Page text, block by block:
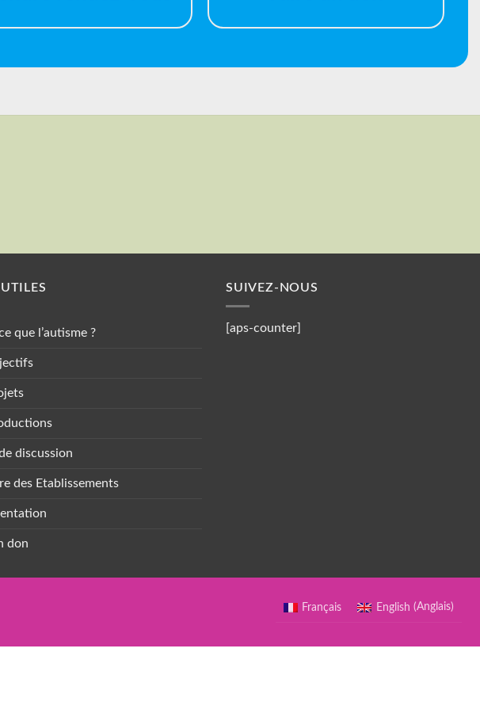
que l’autisme ?
discussion
des Etablissements
don
SUIVEZ-NOUS
[aps-counter]
Français English (Anglais)